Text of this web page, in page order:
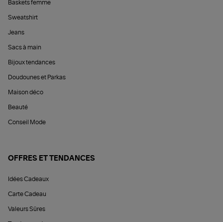
Baskets femme
Sweatshirt
Jeans
Sacs à main
Bijoux tendances
Doudounes et Parkas
Maison déco
Beauté
Conseil Mode
OFFRES ET TENDANCES
Idées Cadeaux
Carte Cadeau
Valeurs Sûres